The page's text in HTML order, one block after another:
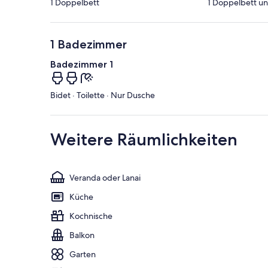
1 Doppelbett 1 Doppelbett
1 Badezimmer
Badezimmer 1
Bidet · Toilette · Nur Dusche
Weitere Räumlichkeiten
Veranda oder Lanai
Küche
Kochnische
Balkon
Garten